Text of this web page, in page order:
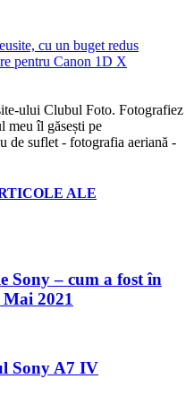
cu un buget redus
pentru Canon 1D X
ului Clubul Foto. Fotografiez
meu îl găsești pe
de suflet - fotografia aeriană -
ALE
Sony – cum a fost în
2021
Sony A7 IV